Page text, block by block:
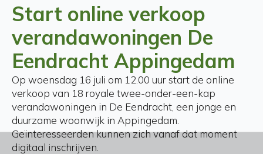
Start online verkoop
verandawoningen De
Eendracht Appingedam
Op woensdag 16 juli om 12.00 uur start de online
verkoop van 18 royale twee-onder-een-kap
verandawoningen in De Eendracht, een jonge en
duurzame woonwijk in Appingedam.
Geïnteresseerden kunnen zich vanaf dat moment
digitaal inschrijven.